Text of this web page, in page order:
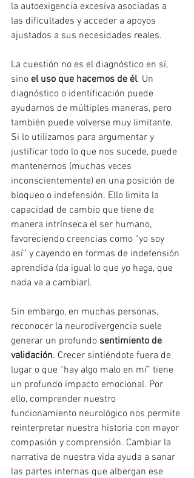
la autoexigencia excesiva asociadas a
las dificultades y acceder a apoyos
ajustados a sus necesidades reales.
La cuestión no es el diagnóstico en sí,
sino el uso que hacemos de él. Un
diagnóstico o identificación puede
ayudarnos de múltiples maneras, pero
también puede volverse muy limitante.
Si lo utilizamos para argumentar y
justificar todo lo que nos sucede, puede
mantenernos (muchas veces
inconscientemente) en una posición de
bloqueo o indefensión. Ello limita la
capacidad de cambio que tiene de
manera intrínseca el ser humano,
favoreciendo creencias como “yo soy
así” y cayendo en formas de indefensión
aprendida (da igual lo que yo haga, que
nada va a cambiar).
Sin embargo, en muchas personas,
reconocer la neurodivergencia suele
generar un profundo sentimiento de
validación. Crecer sintiéndote fuera de
lugar o que “hay algo malo en mí” tiene
un profundo impacto emocional. Por
ello, comprender nuestro
funcionamiento neurológico nos permite
reinterpretar nuestra historia con mayor
compasión y comprensión. Cambiar la
narrativa de nuestra vida ayuda a sanar
las partes internas que albergan ese